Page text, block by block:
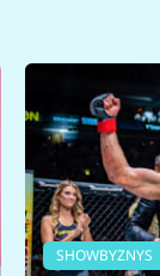
SHOWBYZNYS